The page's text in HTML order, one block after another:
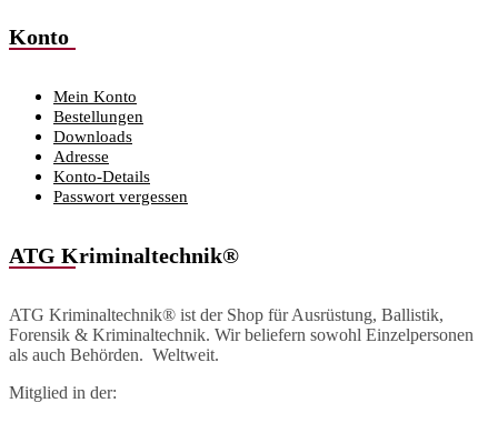
Konto
Mein Konto
Bestellungen
Downloads
Adresse
Konto-Details
Passwort vergessen
ATG Kriminaltechnik®
ATG Kriminaltechnik® ist der Shop für Ausrüstung, Ballistik,
Forensik & Kriminaltechnik. Wir beliefern sowohl Einzelpersonen
als auch Behörden. Weltweit.
Mitglied in der: